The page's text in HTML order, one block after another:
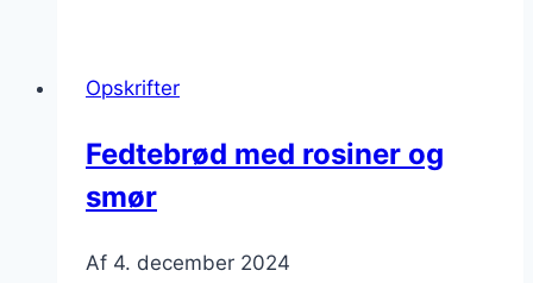
Opskrifter
Fedtebrød med rosiner og
smør
Af 4. december 2024